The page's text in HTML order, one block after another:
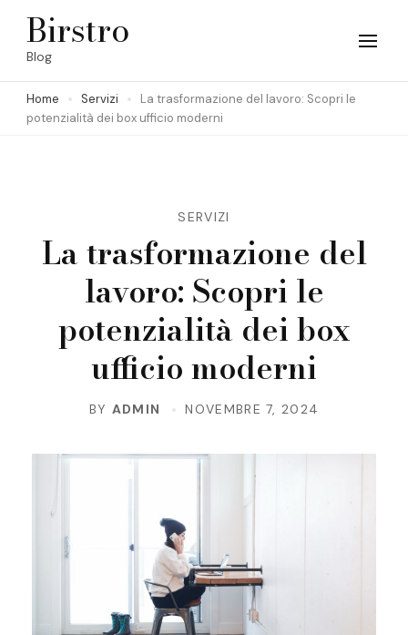
Skip
(Press
Birstro
Blog
Home Servizi
La trasformazione del lavoro: Scopri le
potenzialità dei box ufficio moderni
SERVIZI
La trasformazione del
lavoro: Scopri le
potenzialità dei box
ufficio moderni
BY ADMIN NOVEMBRE 7, 2024